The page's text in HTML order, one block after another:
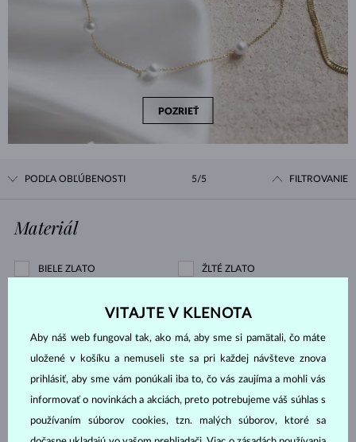
POZRIEŤ
PODĽA OBĽÚBENOSTI 5/5 FILTROVANIE
Materiál
BIELE ZLATO ŽLTÉ ZLATO
CHIRURGICKÁ OCEĽ
Drahokam
ZIRKÓNIE DIAMANT
DIAMANT LAB GROWN DIAMANT LAB GROWN
VITAJTE V KLENOTA
Aby náš web fungoval tak, ako má, aby sme si pamätali, čo máte
uložené v košíku a nemuseli ste sa pri každej návšteve znova
prihlásiť, aby sme vám ponúkali iba to, čo vás zaujíma a mohli vás
informovať o novinkách a akciách, preto potrebujeme váš súhlas s
používaním súborov cookies, tzn. malých súborov, ktoré sa